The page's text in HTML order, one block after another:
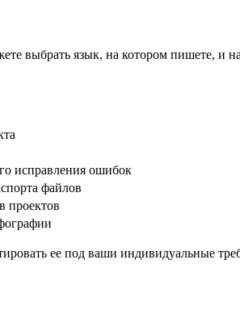
выбрать язык, на котором пишете, и
исправления ошибок
файлов
проектов
ее под ваши индивидуальные